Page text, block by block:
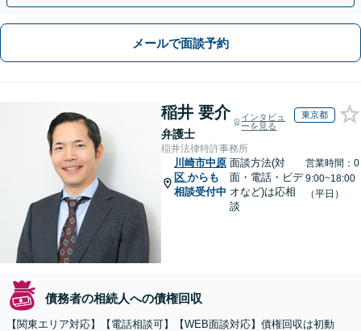
メールで面談予約
稲井 要介
弁護士
インタビュ
ーを見る
東京都
稲井法律特許事務所
川崎市中原
区 からも
相談受付中
面談方法(対
面・電話・ビデ
オなど)は応相
談
営業時間：0
9:00~18:00
（平日）
債務者の相続人への債権回収
【関東エリア対応】【電話相談可】【WEB面談対応】債権回収は初動